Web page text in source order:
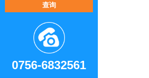
0756-6832561